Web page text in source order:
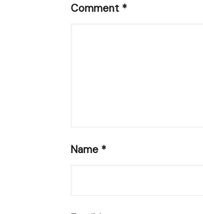
Comment *
Name *